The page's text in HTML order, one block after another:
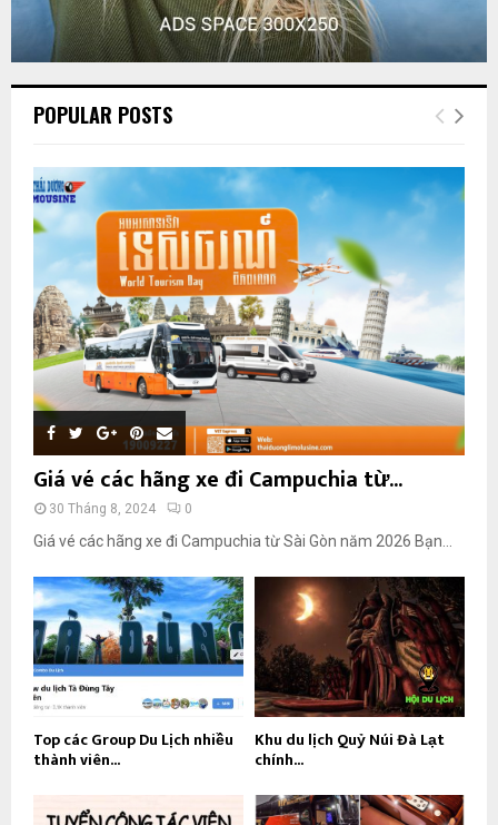
POPULAR POSTS
Giá vé các hãng xe đi Campuchia từ...
30 Tháng 8, 2024 0
Giá vé các hãng xe đi Campuchia từ Sài Gòn năm 2026 Bạn...
Top các Group Du Lịch nhiều
thành viên...
Khu du lịch Quỷ Núi Đà Lạt
chính...